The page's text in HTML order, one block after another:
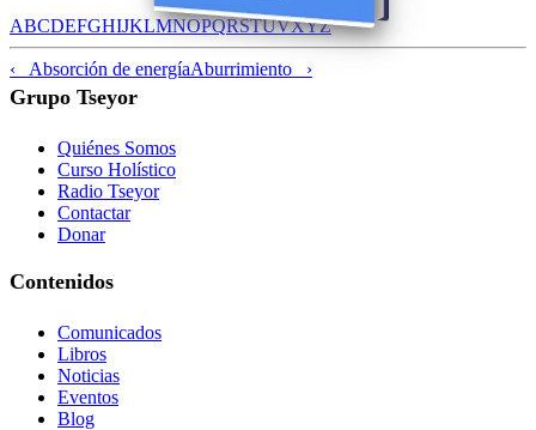
ABCDEFGHIJKLMNOPQRSTUVXYZ
‹ Absorción de energíaAburrimiento ›
Grupo Tseyor
Quiénes Somos
Curso Holístico
Radio Tseyor
Contactar
Donar
Contenidos
Comunicados
Libros
Noticias
Eventos
Blog